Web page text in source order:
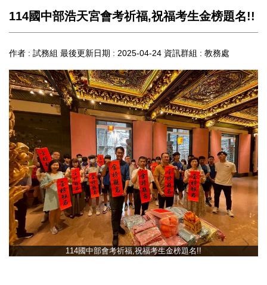
114國中部浩天宮會考祈福,祝福考生金榜題名!!
作者 : 試務組 最後更新日期 : 2025-04-24 資訊群組 : 教務處
114國中部會考祈福,祝福考生金榜題名!!